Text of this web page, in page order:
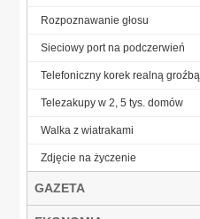
Rozpoznawanie głosu
Sieciowy port na podczerwień
Telefoniczny korek realną groźbą
Telezakupy w 2, 5 tys. domów
Walka z wiatrakami
Zdjęcie na życzenie
GAZETA